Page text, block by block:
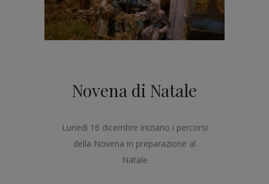
Novena di Natale
Lunedì 16 dicembre iniziano i percorsi
della Novena in preparazione al
Natale